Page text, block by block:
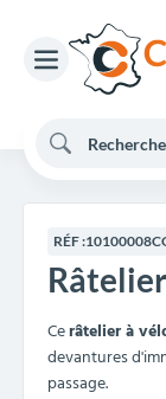
RÉF :
Cerâtelier à
devantures
passage.